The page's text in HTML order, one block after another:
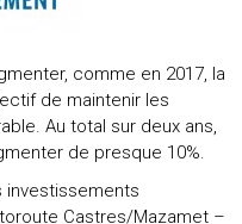
comme en 2017, la
de maintenir les
Au total sur deux ans,
de presque 10%.
investissements
Castres/Mazamet –